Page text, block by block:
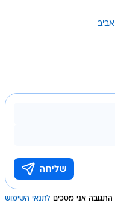
אני מסכים לתנאי השימוש